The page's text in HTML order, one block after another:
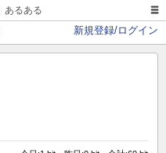
あるある
新規登録/ログイン